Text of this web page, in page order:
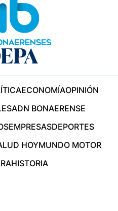
ECONOMÍAOPINIÓN
ADN BONAERENSE
EMPRESASDEPORTES
HOYMUNDO MOTOR
HISTORIA